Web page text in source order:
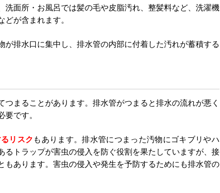
洗面所・お風呂では髪の毛や皮脂汚れ、整髪料など、洗濯機
が含まれます。
が排水口に集中し、排水管の内部に付着した汚れが蓄積する
まることがあります。排水管がつまると排水の流れが悪く
です。
リスク もあります。排水管につまった汚物にゴキブリやハ
トラップが害虫の侵入を防ぐ役割を果たしていますが、接
あります。害虫の侵入や発生を予防するためにも排水管の